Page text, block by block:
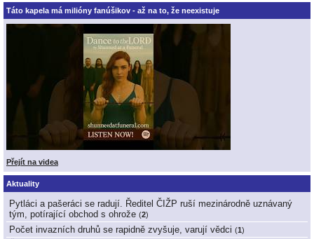
Táto kapela má milióny fanúšikov - až na to, že neexistuje
Přejít na videa
Aktuality
Pytláci a pašeráci se radují. Ředitel ČIŽP ruší mezinárodně uznávaný
tým, potírající obchod s ohrože (2)
Počet invazních druhů se rapidně zvyšuje, varují vědci (1 )